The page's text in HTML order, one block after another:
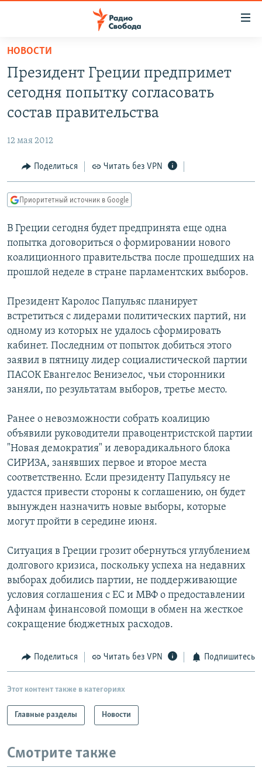
упрощенного
доступа
основному
Вернутся
Вернутся
поиску
ПОДКАСТЫ
МНЕНИЯ
КУЛЬТУРА
КАВКАЗ.РЕАЛИИ
СЕВЕР.РЕАЛИИ
СИБИРЬ.РЕАЛИИ
РАСПИСАНИЕ ВЕЩАНИЯ
ПОДПИШИТЕСЬ НА РАССЫЛКУ
НОВОСТИ
Президент Греции предпримет
сегодня попытку согласовать
состав правительства
12 мая 2012
Поделиться Читать без VPN
Приоритетный источник в Google
В Греции сегодня будет предпринята еще одна
попытка договориться о формировании нового
коалиционного правительства после прошедших на
прошлой неделе в стране парламентских выборов.
Президент Каролос Папульяс планирует
встретиться с лидерами политических партий, ни
одному из которых не удалось сформировать
кабинет. Последним от попыток добиться этого
заявил в пятницу лидер социалистической партии
ПАСОК Евангелос Венизелос, чьи сторонники
заняли, по результатам выборов, третье место.
Ранее о невозможности собрать коалицию
объявили руководители правоцентристской партии
"Новая демократия" и леворадикального блока
СИРИЗА, занявших первое и второе места
соответственно. Если президенту Папульясу не
удастся привести стороны к соглашению, он будет
вынужден назначить новые выборы, которые
могут пройти в середине июня.
Ситуация в Греции грозит обернуться углублением
долгового кризиса, поскольку успеха на недавних
выборах добились партии, не поддерживающие
условия соглашения с ЕС и МВФ о предоставлении
Афинам финансовой помощи в обмен на жесткое
сокращение бюджетных расходов.
Поделиться Читать без VPN Подпишитесь
Этот контент также в категориях
Главные разделы Новости
Смотрите также